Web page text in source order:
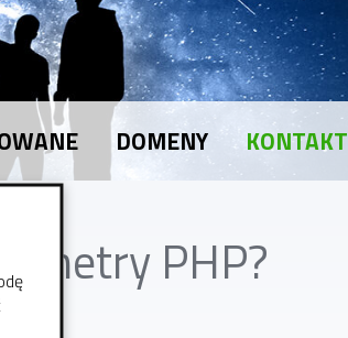
DOMENY KONTAKT
PHP?